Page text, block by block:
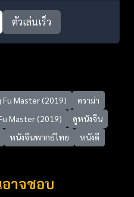
ตัวเล่นเร็ว
Fu Master (2019)
ดราม่า
Master (2019)
ดูหนังจีน
หนังจีนพากย์ไทย หนังดี
าจชอบ